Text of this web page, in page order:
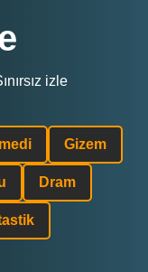
izle
Gizem
Dram